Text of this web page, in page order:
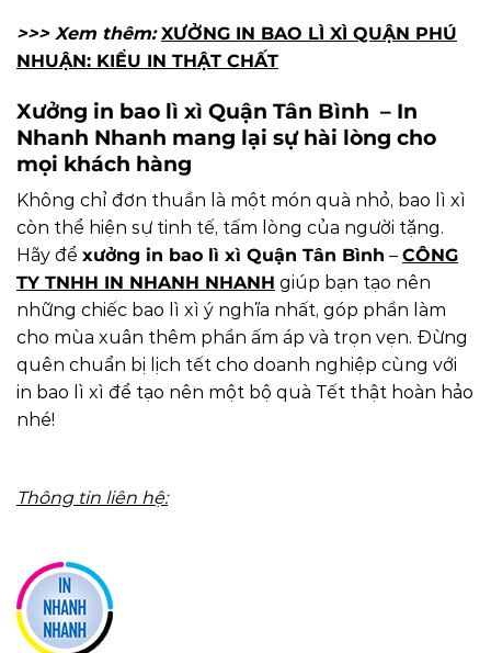
>>> Xem thêm:XƯỞNG IN BAO LÌ XÌ QUẬN PHÚ
NHUẬN: KIỂU IN THẬT CHẤT
Xưởng in bao lì xì Quận Tân Bình – In
Nhanh Nhanh mang lại sự hài lòng cho
mọi khách hàng
Không chỉ đơn thuần là một món quà nhỏ, bao lì xì
còn thể hiện sự tinh tế, tấm lòng của người tặng.
Hãy để xưởng in bao lì xì Quận Tân Bình – CÔNG
TY TNHH IN NHANH NHANH giúp bạn tạo nên
những chiếc bao lì xì ý nghĩa nhất, góp phần làm
cho mùa xuân thêm phần ấm áp và trọn vẹn. Đừng
quên chuẩn bị lịch tết cho doanh nghiệp cùng với
in bao lì xì để tạo nên một bộ quà Tết thật hoàn hảo
nhé!
Thông tin liên hệ: